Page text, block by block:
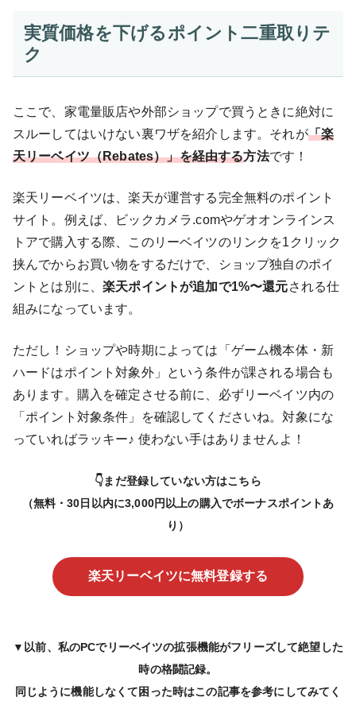
実質価格を下げるポイント二重取りテ
ク
ここで、家電量販店や外部ショップで買うときに絶対に
スルーしてはいけない裏ワザを紹介します。それが「楽
天リーベイツ（Rebates）」を経由する方法です！
楽天リーベイツは、楽天が運営する完全無料のポイント
サイト。例えば、ビックカメラ.comやゲオオンラインス
トアで購入する際、このリーベイツのリンクを1クリック
挟んでからお買い物をするだけで、ショップ独自のポイ
ントとは別に、楽天ポイントが追加で1%〜還元される仕
組みになっています。
ただし！ショップや時期によっては「ゲーム機本体・新
ハードはポイント対象外」という条件が課される場合も
あります。購入を確定させる前に、必ずリーベイツ内の
「ポイント対象条件」を確認してくださいね。対象にな
っていればラッキー♪ 使わない手はありませんよ！
👇まだ登録していない方はこちら
（無料・30日以内に3,000円以上の購入でボーナスポイントあ
り）
楽天リーベイツに無料登録する
▼以前、私のPCでリーベイツの拡張機能がフリーズして絶望した
時の格闘記録。
同じように機能しなくて困った時はこの記事を参考にしてみてく